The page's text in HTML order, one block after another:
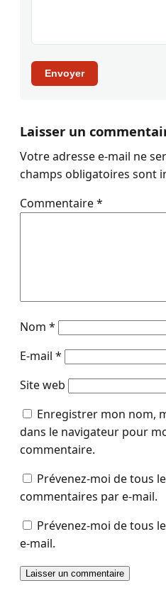
Envoyer
Laisser un
Votre adresse e-mail ne
champs obligatoires sont
Commentaire*
Nom *
E-mail *
Site web
Enregistrer mon nom,
dans le navigateur pour
commentaire.
Prévenez-moi de tous
commentaires par e-mail.
Prévenez-moi de tous
e-mail.